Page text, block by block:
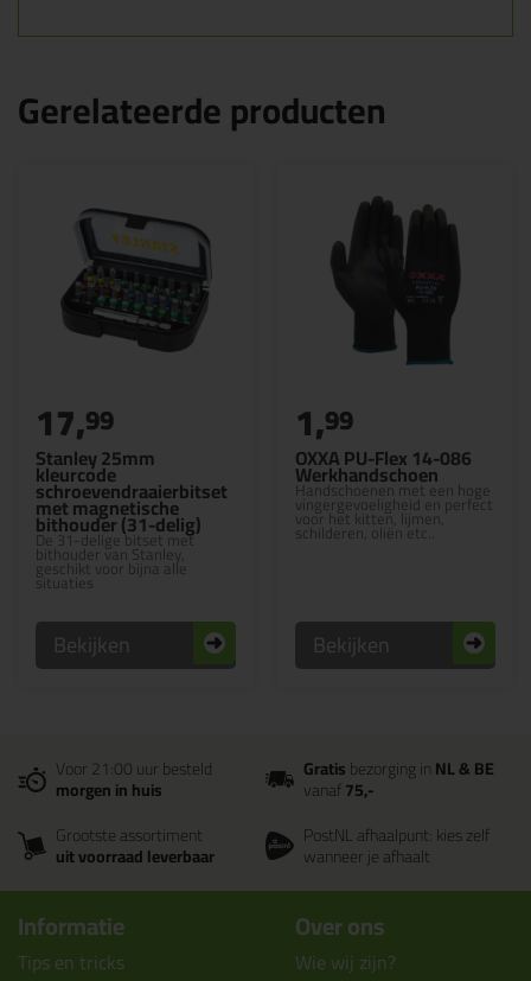
Gerelateerde producten
Stanley 25mm
kleurcode
schroevendraaierbitset
met magnetische
bithouder (31-delig)
De 31-delige bitset met
bithouder van Stanley,
geschikt voor bijna alle
situaties
17,99
Bekijken
OXXA PU-Flex 14-086
Werkhandschoen
Handschoenen met een hoge
vingergevoeligheid en perfect
voor het kitten, lijmen,
schilderen, oliën etc..
1,99
Bekijken
Voor 21:00 uur besteld
morgen in huis
Gratisbezorging inNL & BE
vanaf75,-
Grootste assortiment
uit voorraad leverbaar
PostNL afhaalpunt: kies zelf
wanneer je afhaalt
Informatie
Tips en tricks
Over ons
Wie wij zijn?